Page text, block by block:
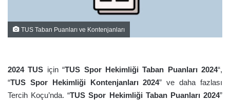
TUS Taban Puanları ve Kontenjanları
2024 TUS için “TUS Spor Hekimliği Taban Puanları 2024“,
“TUS Spor Hekimliği Kontenjanları 2024” ve daha fazlası
Tercih Koçu’nda. “TUS Spor Hekimliği Taban Puanları 2024”